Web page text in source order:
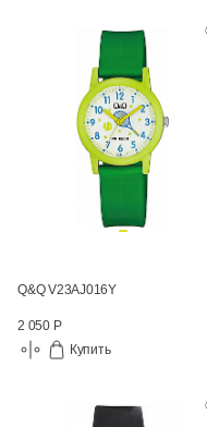
Q&Q V23AJ016Y
2 050 Р
Купить